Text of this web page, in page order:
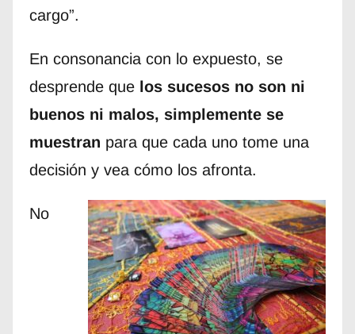
cargo”.
En consonancia con lo expuesto, se
desprende que los sucesos no son ni
buenos ni malos, simplemente se
muestran para que cada uno tome una
decisión y vea cómo los afronta.
No